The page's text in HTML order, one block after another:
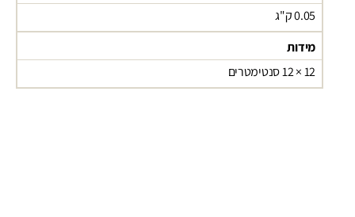
0.05 ק"ג
מידות
12 × 12 סנטימטרים